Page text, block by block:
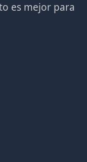
es mejor para